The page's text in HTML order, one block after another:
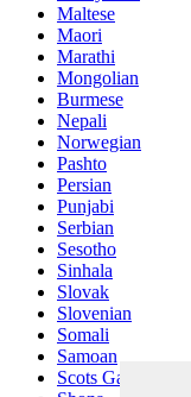
Maltese
Maori
Marathi
Mongolian
Burmese
Nepali
Norwegian
Pashto
Persian
Punjabi
Serbian
Sesotho
Sinhala
Slovak
Slovenian
Somali
Samoan
Scots Gaelic